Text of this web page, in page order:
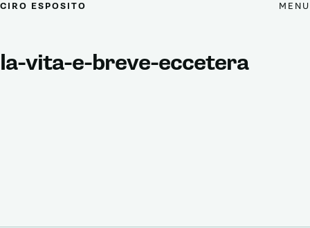
CIRO ESPOSITO MENU
la-vita-e-breve-eccetera